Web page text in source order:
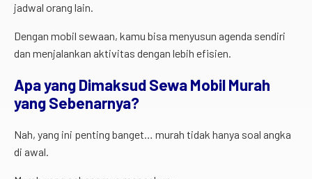
jadwal orang lain.
Dengan mobil sewaan, kamu bisa menyusun agenda sendiri
dan menjalankan aktivitas dengan lebih efisien.
Apa yang Dimaksud Sewa Mobil Murah
yang Sebenarnya?
Nah, yang ini penting banget… murah tidak hanya soal angka
di awal.